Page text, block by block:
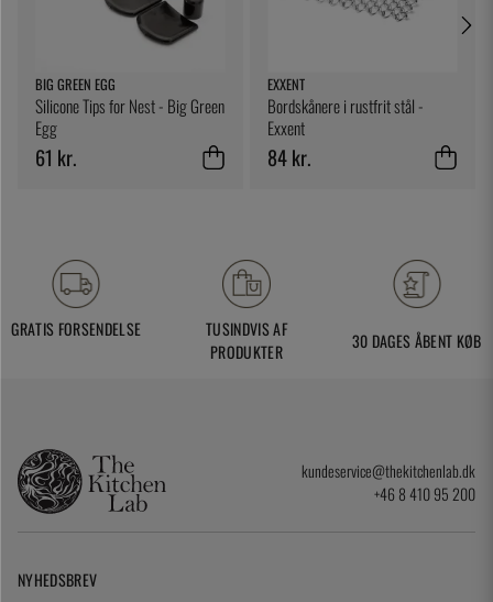
BIG GREEN EGG
Silicone Tips for Nest - Big Green
Egg
61 kr.
EXXENT
Bordskånere i rustfrit stål -
Exxent
84 kr.
GRATIS FORSENDELSE
TUSINDVIS AF
PRODUKTER
30 DAGES ÅBENT KØB
kundeservice@thekitchenlab.dk
+46 8 410 95 200
NYHEDSBREV